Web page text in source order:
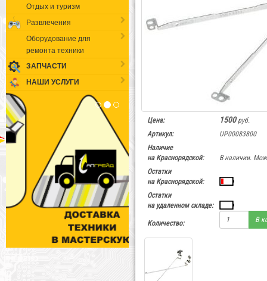
Отдых и туризм
Развлечения
Оборудование для
ремонта техники
ЗАПЧАСТИ
НАШИ УСЛУГИ
Цена: 1500руб.
Артикул:
UP00083800
Наличие
на Краснорядской:
В наличии.
Остатки
на Краснорядской:
Остатки
на удаленном складе:
Количество: В